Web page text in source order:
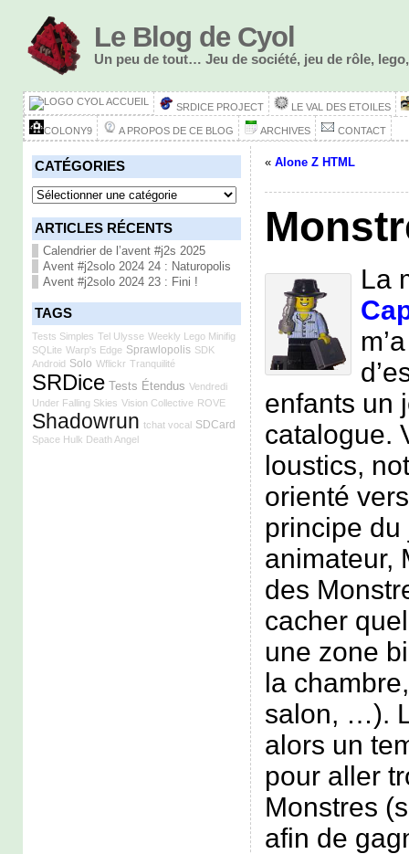
Le Blog de Cyol
Un peu de tout… Jeu de société, jeu de rôle,
ACCUEIL SRDICE PROJECT LE VAL DES ETOILES
COLONY9 A PROPOS DE CE BLOG ARCHIVES CONTACT
CATÉGORIES
Catégories
ARTICLES RÉCENTS
Calendrier de l’avent #j2s 2025
Avent #j2solo 2024 24 : Naturopolis
Avent #j2solo 2024 23 : Fini !
TAGS
Tests Simples Tel Ulysse Weekly Lego Minifig
SQLite Warp's Edge Sprawlopolis SDK
Android Solo Wflickr Tranquilité
SRDice Tests Étendus Vendredi
Under Falling Skies Vision Collective ROVE
Shadowrun tchat vocal SDCard
Space Hulk Death Angel
« Alone Z HTML
La
enfants un
catalogue.
loustics,
orienté
principe
animateur,
des
cacher
une zone
la
salon, …).
alors un
pour aller
Monstres
afin de